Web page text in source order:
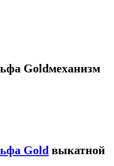
Goldмеханизм
Gold выкатной